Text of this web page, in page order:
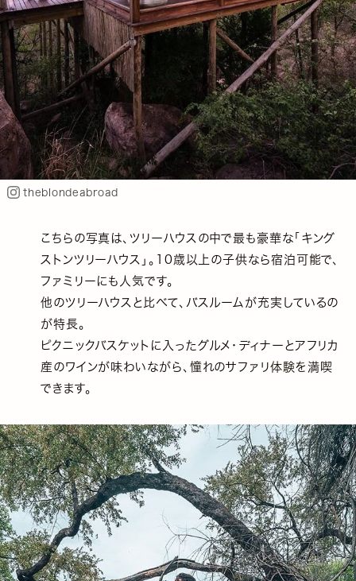
theblondeabroad
こちらの写真は、ツリーハウスの中で最も豪華な「キング
ストンツリーハウス」。10歳以上の子供なら宿泊可能で、
ファミリーにも人気です。
他のツリーハウスと比べて、バスルームが充実しているの
が特長。
ピクニックバスケットに入ったグルメ・ディナーとアフリカ
産のワインが味わいながら、憧れのサファリ体験を満喫
できます。